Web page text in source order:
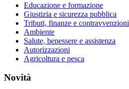
Educazione e formazione
Giustizia e sicurezza pubblica
Tributi, finanze e contravvenzioni
Ambiente
Salute, benessere e assistenza
Autorizzazioni
Agricoltura e pesca
Novità